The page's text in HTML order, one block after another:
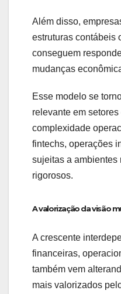
Além disso,
estruturas contábeis
conseguem
mudanças
Esse modelo se
relevante em
complexidade
fintechs, operações
sujeitas a ambientes
rigorosos.
A valorização da visão
A crescente
financeiras,
também vem
mais valorizados